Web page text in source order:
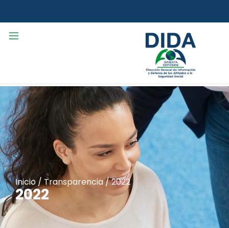
Inicio /Transparencia/2022
2022